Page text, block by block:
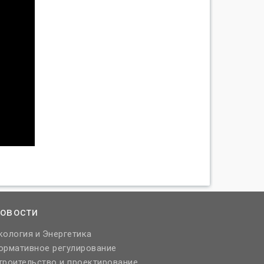
и Энергетика
регулирование